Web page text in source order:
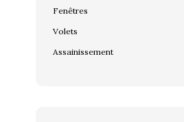
Fenêtres
Volets
Assainissement